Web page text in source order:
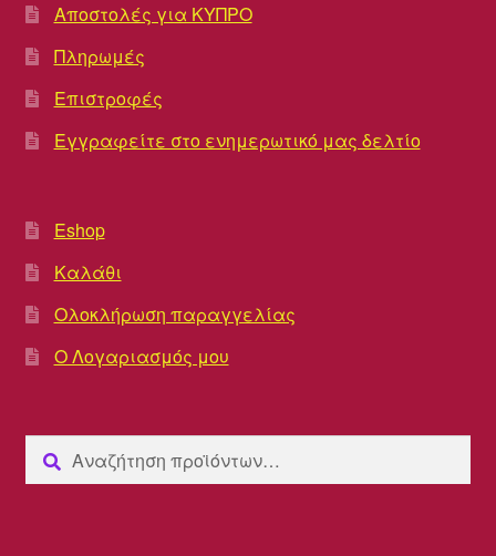
Αποστολές για ΚΥΠΡΟ
Πληρωμές
Επιστροφές
Εγγραφείτε στο ενημερωτικό μας δελτίο
Eshop
Καλάθι
Ολοκλήρωση παραγγελίας
Ο Λογαριασμός μου
Αναζήτηση
για:
Αναζήτηση